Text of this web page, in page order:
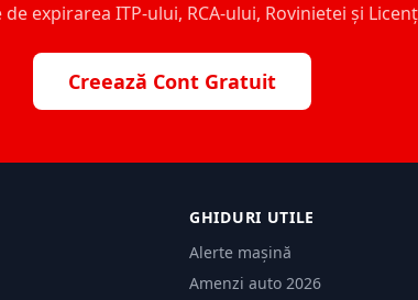
expirarea ITP-ului, RCA-ului, Rovinietei și
Creează Cont Gratuit
GHIDURI UTILE
Alerte mașină
Amenzi auto 2026